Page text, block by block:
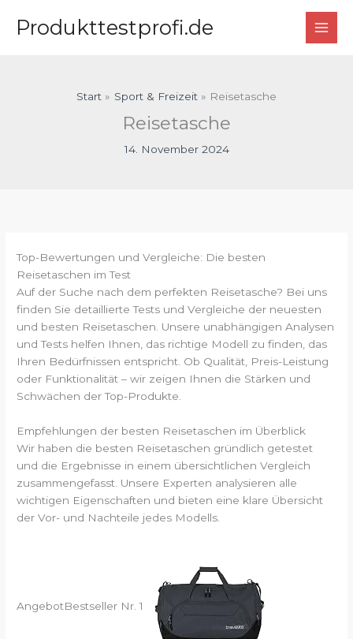
InhaltProdukttestprofi.de
Start Sport & Freizeit Reisetasche
Reisetasche
14. November 2024
Top-Bewertungen und Vergleiche: Die besten
Reisetaschen im Test
Auf der Suche nach dem perfekten Reisetasche? Bei uns
finden Sie detaillierte Tests und Vergleiche der neuesten
und besten Reisetaschen. Unsere unabhängigen Analysen
und Tests helfen Ihnen, das richtige Modell zu finden, das
Ihren Bedürfnissen entspricht. Ob Qualität, Preis-Leistung
oder Funktionalität – wir zeigen Ihnen die Stärken und
Schwächen der Top-Produkte.
Empfehlungen der besten Reisetaschen im Überblick
Wir haben die besten Reisetaschen gründlich getestet
und die Ergebnisse in einem übersichtlichen Vergleich
zusammengefasst. Unsere Experten analysieren alle
wichtigen Eigenschaften und bieten eine klare Übersicht
der Vor- und Nachteile jedes Modells.
AngebotBestseller Nr. 1